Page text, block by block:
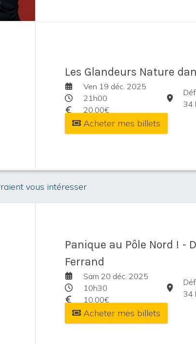
Les Glandeurs Nature
Ven 19 déc. 2025
21h00
20,00€
34
Acheter mes billets
vous intéresser
Panique au Pôle Nord ! -
Ferrand
Sam 20 déc. 2025
10h30
10,00€
34
Acheter mes billets